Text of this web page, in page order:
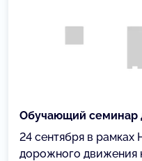
Обучающий семинар
24 сентября в рамках
дорожного движения